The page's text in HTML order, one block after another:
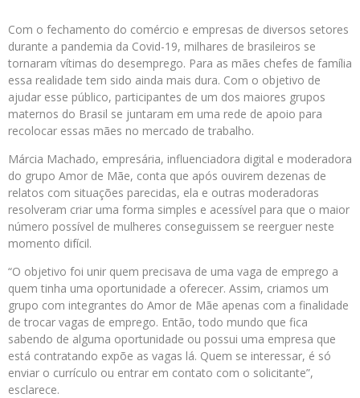
Com o fechamento do comércio e empresas de diversos setores
durante a pandemia da Covid-19, milhares de brasileiros se
tornaram vítimas do desemprego. Para as mães chefes de família
essa realidade tem sido ainda mais dura. Com o objetivo de
ajudar esse público, participantes de um dos maiores grupos
maternos do Brasil se juntaram em uma rede de apoio para
recolocar essas mães no mercado de trabalho.
Márcia Machado, empresária, influenciadora digital e moderadora
do grupo Amor de Mãe, conta que após ouvirem dezenas de
relatos com situações parecidas, ela e outras moderadoras
resolveram criar uma forma simples e acessível para que o maior
número possível de mulheres conseguissem se reerguer neste
momento difícil.
“O objetivo foi unir quem precisava de uma vaga de emprego a
quem tinha uma oportunidade a oferecer. Assim, criamos um
grupo com integrantes do Amor de Mãe apenas com a finalidade
de trocar vagas de emprego. Então, todo mundo que fica
sabendo de alguma oportunidade ou possui uma empresa que
está contratando expõe as vagas lá. Quem se interessar, é só
enviar o currículo ou entrar em contato com o solicitante”,
esclarece.